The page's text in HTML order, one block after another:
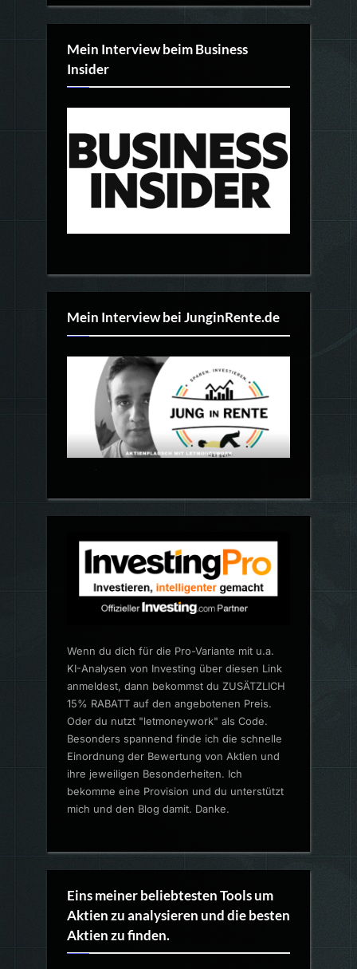
Mein Interview beim Business
Insider
Mein Interview bei JunginRente.de
Wenn du dich für die Pro-Variante mit u.a.
KI-Analysen von Investing über diesen Link
anmeldest, dann bekommst du ZUSÄTZLICH
15% RABATT auf den angebotenen Preis.
Oder du nutzt "letmoneywork" als Code.
Besonders spannend finde ich die schnelle
Einordnung der Bewertung von Aktien und
ihre jeweiligen Besonderheiten. Ich
bekomme eine Provision und du unterstützt
mich und den Blog damit. Danke.
Eins meiner beliebtesten Tools um
Aktien zu analysieren und die besten
Aktien zu finden.